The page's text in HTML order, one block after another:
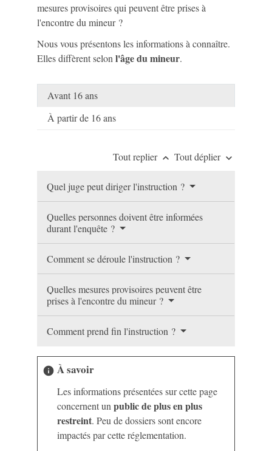
mesures provisoires qui peuvent être prises à
l'encontre du mineur ?
Nous vous présentons les informations à connaître.
Elles diffèrent selonl'âge du mineur.
Avant 16 ans
À partir de 16 ans
Tout replier keyboard_arrow_up Tout déplier keyboard_arrow_down
Quel juge peut diriger l'instruction ?
Quelles personnes doivent être informées
durant l'enquête ?
Comment se déroule l'instruction ?
Quelles mesures provisoires peuvent être
prises à l'encontre du mineur ?
Comment prend fin l'instruction ?
info À savoir
Les informations présentées sur cette page
concernent unpublic de plus en plus
restreint. Peu de dossiers sont encore
impactés par cette réglementation.